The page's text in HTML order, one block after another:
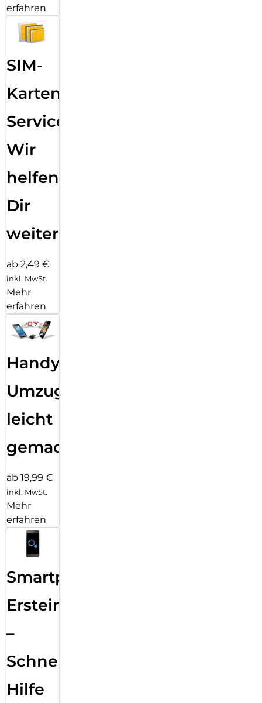
erfahren
SIM-
Karten
Service:
Wir
helfen
Dir
weiter
ab 2,49 €
inkl. MwSt.
Mehr
erfahren
Handy
Umzug
leicht
gemacht!
ab 19,99 €
inkl. MwSt.
Mehr
erfahren
Smartphone
Ersteinrichtung
–
Schnelle
Hilfe